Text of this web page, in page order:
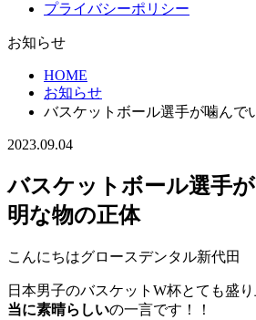
プライバシーポリシー
お知らせ
HOME
お知らせ
バスケットボール選手が噛んで
2023.09.04
バスケットボール選手
明な物の正体
こんにちはグロースデンタル新代
日本男子のバスケットW杯とても盛り
当に素晴らしいの一言です！！